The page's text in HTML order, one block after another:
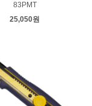
83PMT
25,050원